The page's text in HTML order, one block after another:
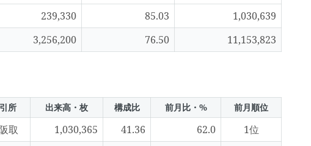
239,330 85.03 1,030,639
3,256,200 76.50 11,153,823
所 出来高・枚 構成比 前月比・%
前月順位
取 1,030,365 41.36 62.0 1位